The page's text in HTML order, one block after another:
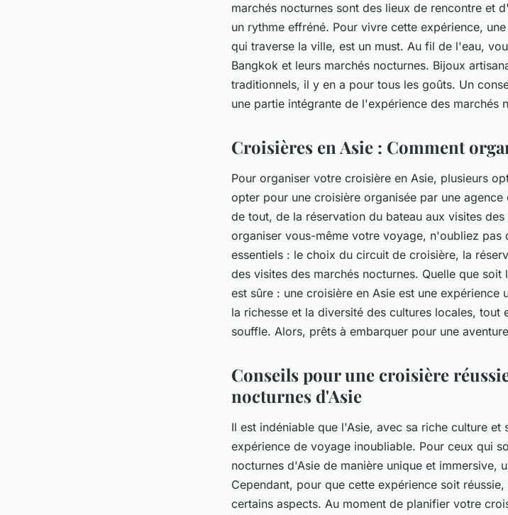
marchés nocturnes sont des lieux de rencontre et
un rythme effréné. Pour vivre cette expérience,
qui traverse la ville, est un must. Au fil de l'eau,
Bangkok et leurs marchés nocturnes. Bijoux
traditionnels, il y en a pour tous les goûts. Un
une partie intégrante de l'expérience des marchés
Croisières en Asie : Comment
Pour organiser votre croisière en Asie, plusieurs
opter pour une croisière organisée par une
de tout, de la réservation du bateau aux visites
organiser vous-même votre voyage, n'oubliez pas
essentiels : le choix du circuit de croisière, la
des visites des marchés nocturnes. Quelle que
est sûre : une croisière en Asie est une
la richesse et la diversité des cultures locales,
souffle. Alors, prêts à embarquer pour une
Conseils pour une croisière
nocturnes d'Asie
Il est indéniable que l'Asie, avec sa riche culture
expérience de voyage inoubliable. Pour ceux qui
nocturnes d'Asie de manière unique et immersive,
Cependant, pour que cette expérience soit
certains aspects. Au moment de planifier votre